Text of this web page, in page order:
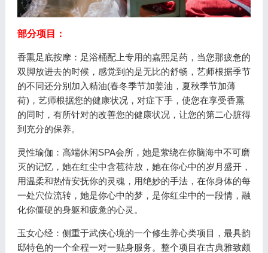
部分项目：
香熏足底按摩：足浴桶配上专用的嘉熙足药，当您那疲惫的
双脚放进去的时候，感觉到的是无比的舒畅，艺师根据季节
的不同还分别加入精油(春冬季节加姜油，夏秋季节加薄
荷)，艺师根据您的健康状况，对症下手，使您在享受香熏
的同时，有所针对的改善您的健康状况，让您的第二心脏得
到充分的保养。
灵性瑜伽：高端休闲SPA会所，她是萦绕在你脑海中不可磨
灭的记忆，她在红尘中含苞待放，她在你心中的岁月盛开，
用温柔和热情安抚你的灵魂，用绝妙的手法，在你身体的每
一处穴位流转，她是你心中的梦，是你红尘中的一段情，融
化你僵硬的身躯和疲惫的心灵。
玉女心经：侧重于武侠心境的一个修生养心类项目，最具韵
邸特色的一个全程一对一贴身服务。整个项目在古典雅致颇